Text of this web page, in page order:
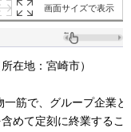
画面サイズで表示
所在地：宮崎市）
筋で、グループ企業
めて定刻に終業するこ